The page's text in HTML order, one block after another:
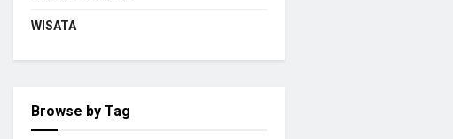
WISATA
Browse by Tag